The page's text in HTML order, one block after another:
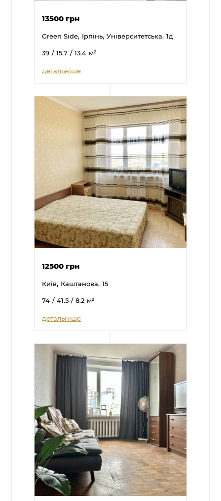
13500 грн
Green Side, Ірпінь, Університетська, 1д
39 / 15.7 / 13.4 м²
детальніше
12500 грн
Київ, Каштанова, 15
74 / 41.5 / 8.2 м²
детальніше